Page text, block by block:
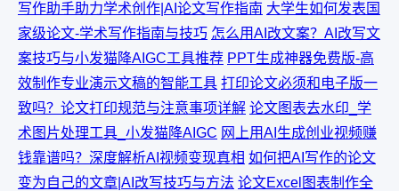
写作助手助力学术创作|AI论文写作指南 大学生如何发表国
家级论文-学术写作指南与技巧 怎么用AI改文案？AI改写文
案技巧与小发猫降AIGC工具推荐 PPT生成神器免费版-高
效制作专业演示文稿的智能工具 打印论文必须和电子版一
致吗？论文打印规范与注意事项详解 论文图表去水印_学
术图片处理工具_小发猫降AIGC 网上用AI生成创业视频赚
钱靠谱吗？深度解析AI视频变现真相 如何把AI写作的论文
变为自己的文章|AI改写技巧与方法 论文Excel图表制作全